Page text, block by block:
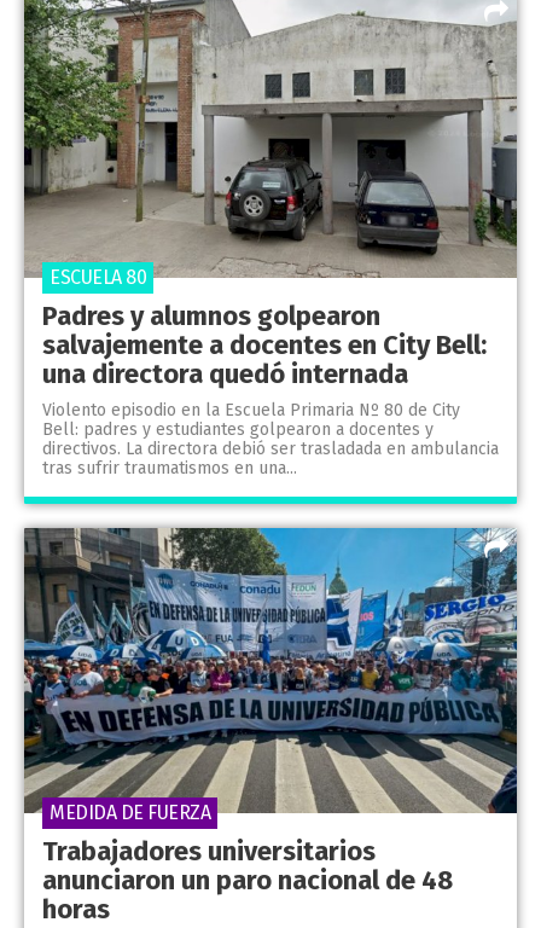
Padres y alumnos golpearon
salvajemente a docentes en City Bell:
una directora quedó internada
Violento episodio en la Escuela Primaria Nº 80 de City
Bell: padres y estudiantes golpearon a docentes y
directivos. La directora debió ser trasladada en ambulancia
tras sufrir traumatismos en una...
ESCUELA 80
Trabajadores universitarios
anunciaron un paro nacional de 48
horas
MEDIDA DE FUERZA